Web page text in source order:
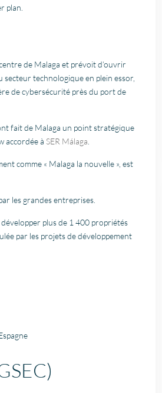
plan.
de Malaga et prévoit d’ouvrir
secteur technologique en plein essor,
de cybersécurité près du port de
fait de Malaga un point stratégique
accordée à SER Málaga
comme « Malaga la nouvelle », est
les grandes entreprises.
plus de 1 400 propriétés
par les projets de développement